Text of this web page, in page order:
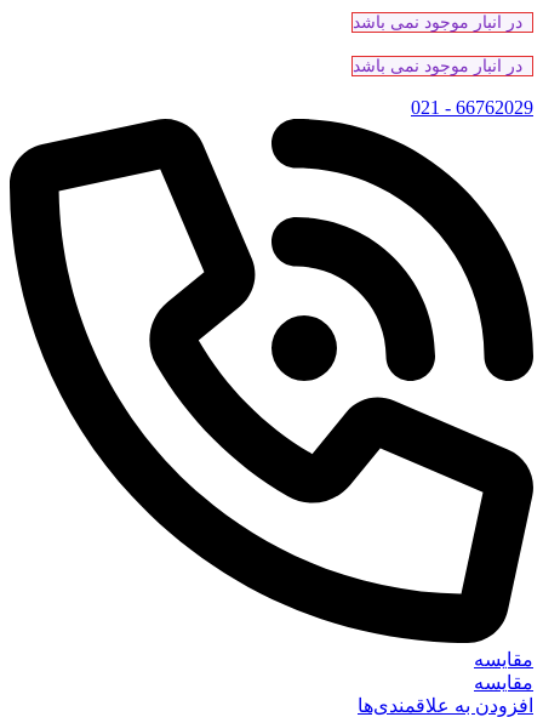
در انبار موجود نمی باشد
در انبار موجود نمی باشد
66762029 - 021
مقایسه
مقایسه
افزودن به علاقمندی‌ها